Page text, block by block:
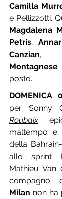
Camilla
e Pellizzotti.
Magdalena
Petris,
Canzian,
Montagnese
DOMENICA
per Sonny
Roubaix
maltempo e
della
allo sprint
Mathieu
compagno
Milan non ha